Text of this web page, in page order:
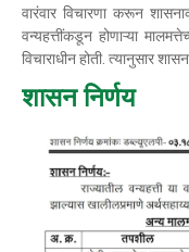
वारंवार विचारणा करून
वन्यहत्तींकडून होणाऱ्या
विचाराधीन होती. त्यानुसार
शासन निर्णय